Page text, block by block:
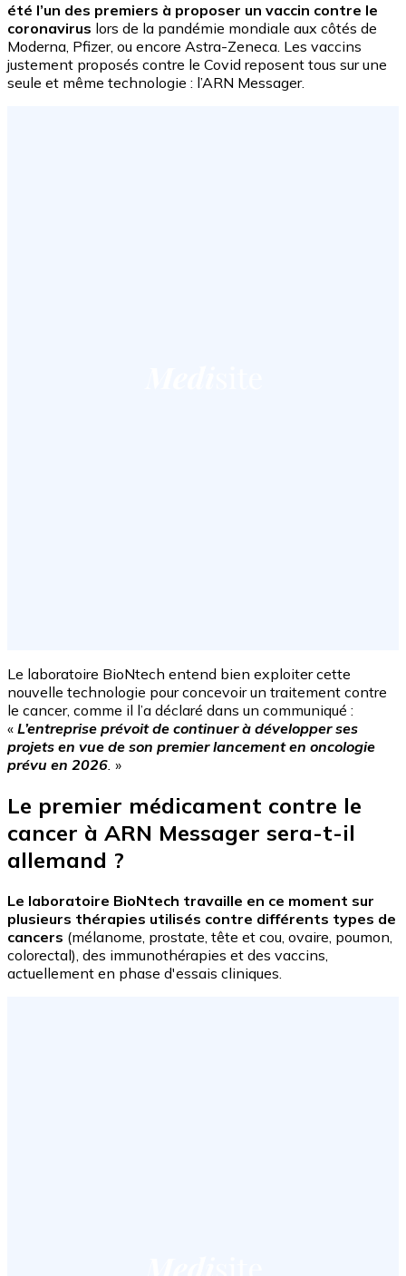
été l’un des premiers à proposer un vaccin contre le
coronavirus lors de la pandémie mondiale aux côtés de
Moderna, Pfizer, ou encore Astra-Zeneca. Les vaccins
justement proposés contre le Covid reposent tous sur une
seule et même technologie : l’ARN Messager.
Le laboratoire BioNtech entend bien exploiter cette
nouvelle technologie pour concevoir un traitement contre
le cancer, comme il l’a déclaré dans un communiqué :
« L’entreprise prévoit de continuer à développer ses
projets en vue de son premier lancement en oncologie
prévu en 2026. »
Le premier médicament contre le
cancer à ARN Messager sera-t-il
allemand ?
Le laboratoire BioNtech travaille en ce moment sur
plusieurs thérapies utilisés contre différents types de
cancers (mélanome, prostate, tête et cou, ovaire, poumon,
colorectal), des immunothérapies et des vaccins,
actuellement en phase d'essais cliniques.